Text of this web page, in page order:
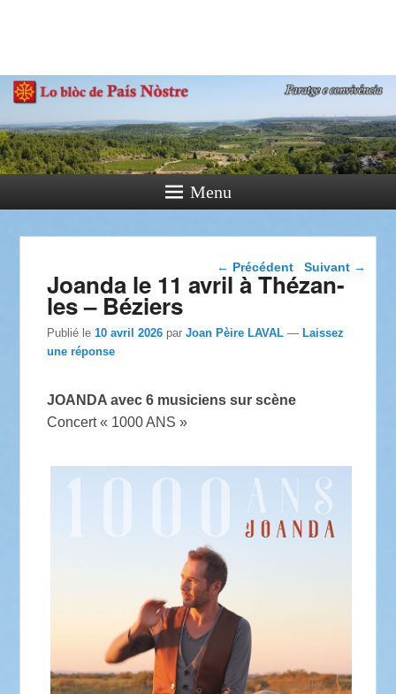
Paratge e Convivència
Menu
Navigation dans les
articles
← Précédent Suivant →
Joanda le 11 avril à Thézan-
les – Béziers
Publié le10 avril 2026 parJoan Pèire LAVAL —Laissez
une réponse
JOANDA avec 6 musiciens sur scène
Concert « 1000 ANS »